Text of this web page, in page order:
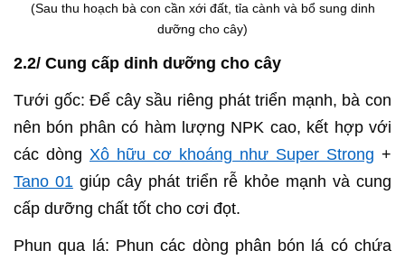
(Sau thu hoạch bà con cần xới đất, tỉa cành và bổ sung dinh
dưỡng cho cây)
2.2/ Cung cấp dinh dưỡng cho cây
Tưới gốc: Để cây sầu riêng phát triển mạnh, bà con
nên bón phân có hàm lượng NPK cao, kết hợp với
các dòng Xô hữu cơ khoáng như Super Strong +
Tano 01giúp cây phát triển rễ khỏe mạnh và cung
cấp dưỡng chất tốt cho cơi đọt.
Phun qua lá: Phun các dòng phân bón lá có chứa